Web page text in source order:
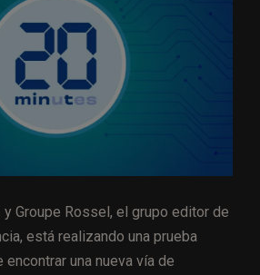
Groupe Rossel, el grupo editor de
está realizando una prueba
una nueva vía de